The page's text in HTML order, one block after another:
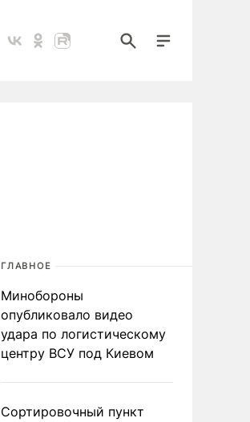
ГЛАВНОЕ
Минобороны
опубликовало видео
удара по логистическому
центру ВСУ под Киевом
Сортировочный пункт